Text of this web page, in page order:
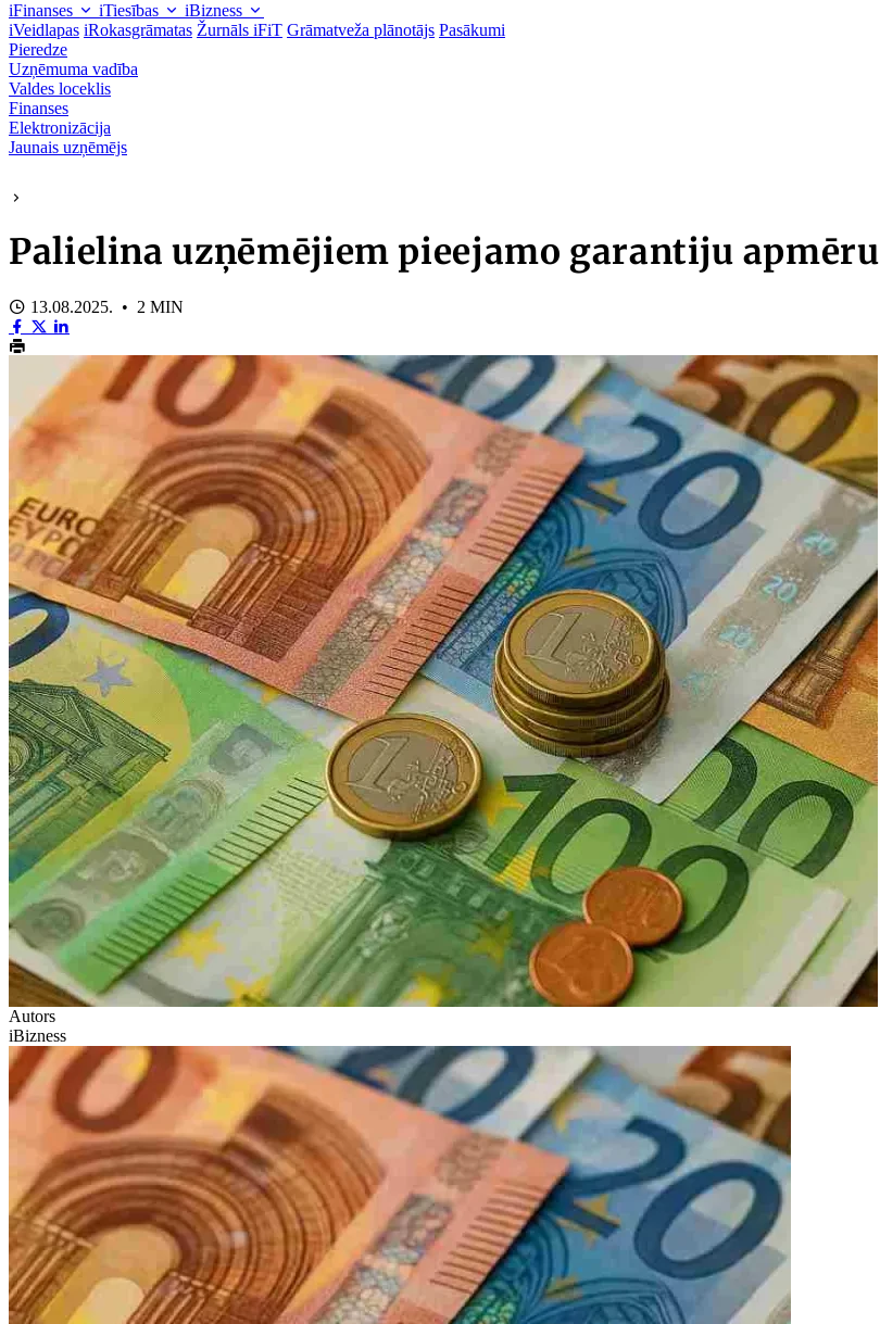
iFinanses iTiesības
iBizness
iVeidlapas iRokasgrāmatas Žurnāls iFiT Grāmatveža plānotājs Pasākumi
Pieredze
Uzņēmuma vadība
Valdes loceklis
Finanses
Elektronizācija
Jaunais uzņēmējs
Palielina uzņēmējiem pieejamo garantiju apmēru
13.08.2025. • 2 MIN
Autors
iBizness